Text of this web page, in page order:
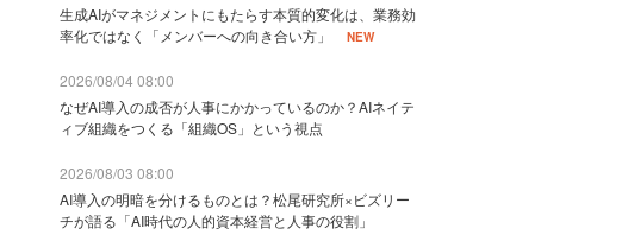
生成AIがマネジメントにもたらす本質的変化は、業務効
率化ではなく「メンバーへの向き合い方」
NEW
2026/08/04 08:00
なぜAI導入の成否が人事にかかっているのか？AIネイテ
ィブ組織をつくる「組織OS」という視点
2026/08/03 08:00
AI導入の明暗を分けるものとは？松尾研究所×ビズリー
チが語る「AI時代の人的資本経営と人事の役割」